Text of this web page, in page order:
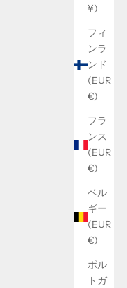
¥)
フィ
ンラ
ンド
(EUR
€)
フラ
ンス
(EUR
€)
ベル
ギー
(EUR
€)
ポル
トガ